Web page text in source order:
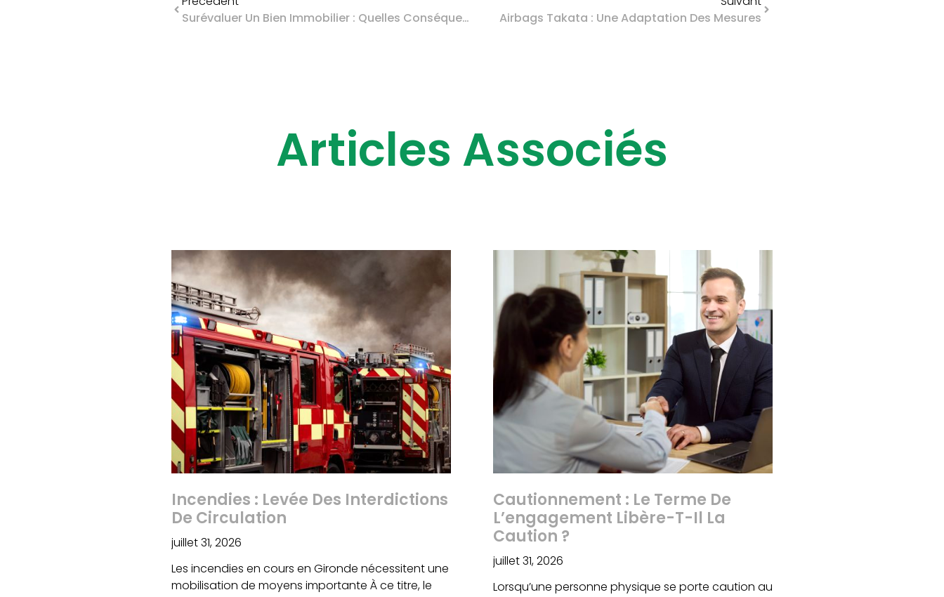
Surévaluer Un Bien Immobilier : Quelles Conséquences Fiscales ?
Airbags Takata : Une Adaptation Des Mesures
Articles Associés
Incendies : Levée Des Interdictions
De Circulation
juillet 31, 2026
Les incendies en cours en Gironde nécessitent une
mobilisation de moyens importante À ce titre, le
Cautionnement : Le Terme De
L’engagement Libère-T-Il La
Caution ?
juillet 31, 2026
Lorsqu’une personne physique se porte caution au